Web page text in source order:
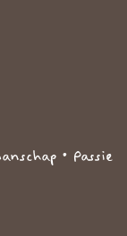
• Passie